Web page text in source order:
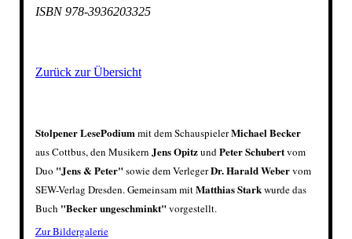
ISBN 978-3936203325
Zurück zur Übersicht
Stolpener LesePodiummit dem SchauspielerMichael Becker
aus Cottbus, den Musikern Jens OpitzundPeter Schubertvom
Duo "Jens & Peter" sowie dem VerlegerDr. Harald Webervom
SEW-Verlag Dresden. Gemeinsam mitMatthias Starkwurde das
Buch "Becker ungeschminkt" vorgestellt.
Zur Bildergalerie